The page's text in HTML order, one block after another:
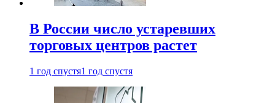
В России число устаревших
торговых центров растет
1 год спустя1 год спустя